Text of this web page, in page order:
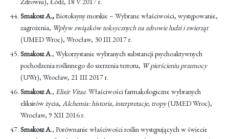
Smakosz A.,Biotoksyny morskie – Wybrane właściwości, występowanie,
zagrożenia, Wpływ związków toksycznych na zdrowie ludzi i zwierząt
(UMED Wroc), Wrocław, 30 III 2017 r.
Smakosz A., Wykorzystanie wybranych substancji psychoaktywnych
pochodzenia roślinnego do szerzenia terroru, W pierścieniu przemocy
(UWr), Wrocław, 21 III 2017 r.
Smakosz A., Elixir Vitae. Właściwości farmakologiczne wybranych
eliksirów życia, Alchemia: historia, interpretacje, tropy(UMED Wroc),
Wrocław, 9 XII 2016 r.
Smakosz A., Porównanie właściwości roślin występujących w świecie